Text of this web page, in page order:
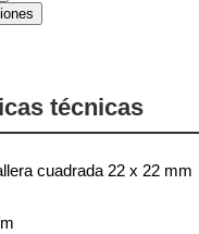
técnicas
cuadrada 22 x 22 mm